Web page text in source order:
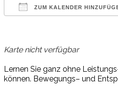
ZUM KALENDER
Karte nicht verfügbar
Lernen Sie ganz ohne Leistungs
können. Bewegungs– und Ent